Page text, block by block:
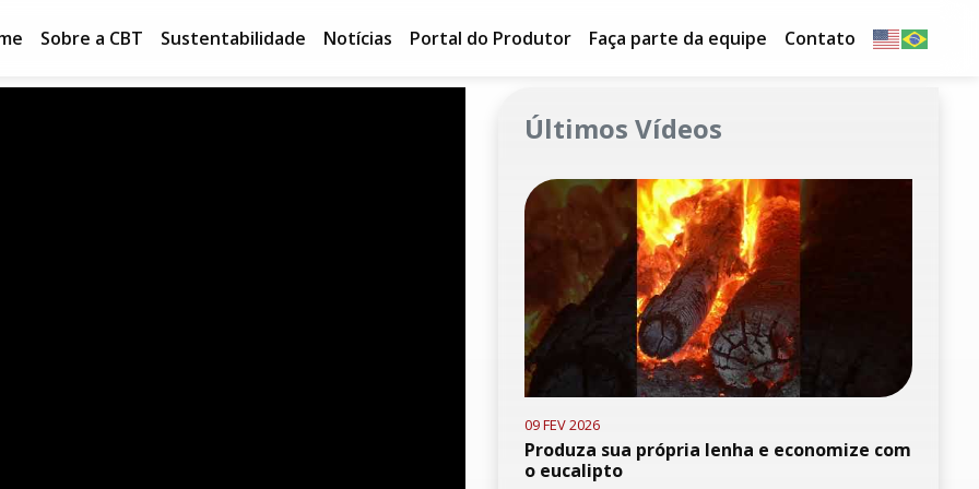
Sobre a CBT Sustentabilidade Notícias Portal do Produtor Faça parte da equipe Contato
Últimos Vídeos
09 FEV 2026
Produza sua própria lenha e economize com
o eucalipto